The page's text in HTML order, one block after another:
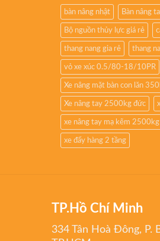
bàn nâng nhật Bàn nâng
Bộ nguồn thủy lực giá rẻ
thang nang gia rẻ thang
vỏ xe xúc 0.5/80-18/10PR
Xe nâng mặt bàn con lăn
Xe nâng tay 2500kg đức
xe nâng tay mạ kẽm 2500kg
xe đẩy hàng 2 tầng
TP.Hồ Chí Minh
334 Tân Hoà Đông, P.